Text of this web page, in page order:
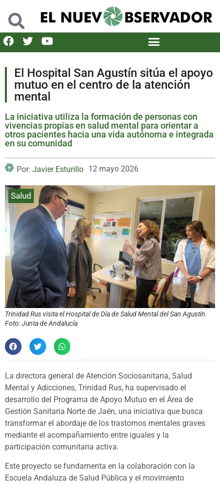
El Hospital San Agustín sitúa el apoyo
mutuo en el centro de la atención
mental
La iniciativa utiliza la formación de personas con
vivencias propias en salud mental para orientar a
otros pacientes hacia una vida autónoma e integrada
en su comunidad
Por: Javier Esturillo 12 mayo 2026
Salud
Trinidad Rus visita el Hospital de Día de Salud Mental del San Agustín.
Foto: Junta de Andalucía
La directora general de Atención Sociosanitaria, Salud
Mental y Adicciones, Trinidad Rus, ha supervisado el
desarrollo del Programa de Apoyo Mutuo en el Área de
Gestión Sanitaria Norte de Jaén, una iniciativa que busca
transformar el abordaje de los trastornos mentales graves
mediante el acompañamiento entre iguales y la
participación comunitaria activa.
Este proyecto se fundamenta en la colaboración con la
Escuela Andaluza de Salud Pública y el movimiento